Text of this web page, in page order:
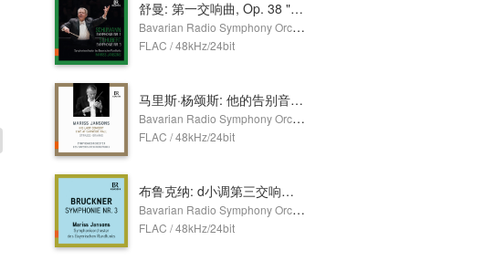
舒曼: 第一交响曲, Op. 38 "春" - 舒伯特: 第三交响曲, D. 200 (Live)
Bavarian Radio Symphony Orchestra,Mariss Jansons
FLAC / 48kHz/24bit
马里斯·杨颂斯: 他的告别音乐会 (His Last Concert)
Bavarian Radio Symphony Orchestra,Mariss Jansons
FLAC / 48kHz/24bit
布鲁克纳: d小调第三交响曲"瓦格纳(Wagner)", WAB 103 (Live)
Bavarian Radio Symphony Orchestra,Mariss Jansons
FLAC / 48kHz/24bit